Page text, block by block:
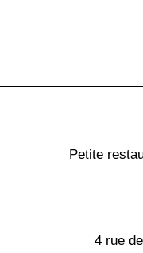
Petite
4 rue